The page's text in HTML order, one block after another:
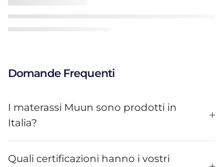
Domande Frequenti
I materassi Muun sono prodotti in
Italia?
Quali certificazioni hanno i vostri